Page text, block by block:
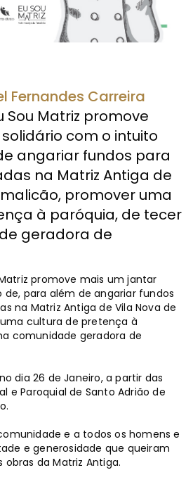
Fernandes Carreira
Sou Matriz promove
com o intuito
angariar fundos para
na Matriz Antiga de
promover uma
à paróquia, de tecer
geradora de
promove mais um jantar
para além de angariar fundos
na Matriz Antiga de Vila Nova de
cultura de pretença à
comunidade geradora de
dia 26 de Janeiro, a partir das
e Paroquial de Santo Adrião de
e a todos os homens e
e generosidade que queiram
da Matriz Antiga.